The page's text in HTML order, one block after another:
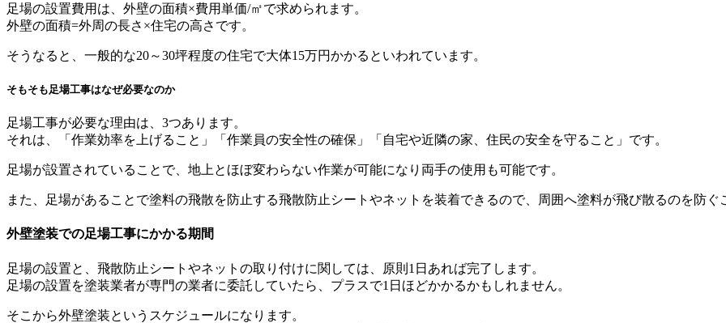
足場の設置費用は、外壁の面積×費用単価/㎡で求められます。
外壁の面積=外周の長さ×住宅の高さです。
そうなると、一般的な20～30坪程度の住宅で大体15万円かかるといわれています。
そもそも足場工事はなぜ必要なのか
足場工事が必要な理由は、3つあります。
それは、「作業効率を上げること」「作業員の安全性の確保」「自宅や近隣の家、住民の安全を守ること」です。
足場が設置されていることで、地上とほぼ変わらない作業が可能になり両手の使用も可能です。
また、足場があることで塗料の飛散を防止する飛散防止シートやネットを装着できるので、周囲へ塗料が飛び散るのを防ぐ
外壁塗装での足場工事にかかる期間
足場の設置と、飛散防止シートやネットの取り付けに関しては、原則1日あれば完了します。
足場の設置を塗装業者が専門の業者に委託していたら、プラスで1日ほどかかるかもしれません。
そこから外壁塗装というスケジュールになります。